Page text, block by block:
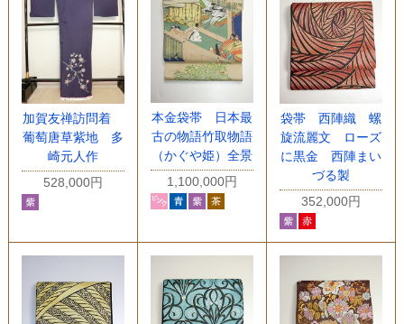
加賀友禅訪問着
葡萄唐草紫地 多
崎元人作
528,000円
本金袋帯 日本最
古の物語竹取物語
（かぐや姫）全景
1,100,000円
袋帯 西陣織 螺
旋流麗文 ローズ
に黒金 西陣まい
づる製
352,000円